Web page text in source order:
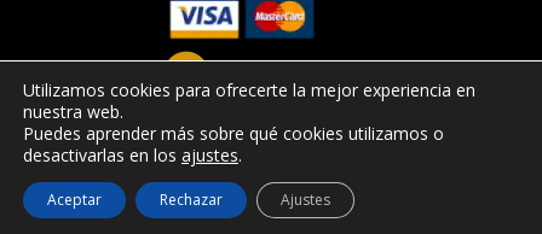
Utilizamos cookies para ofrecerte la mejor experiencia en
nuestra web.
Puedes aprender más sobre qué cookies utilizamos o
desactivarlas en los ajustes.
Aceptar Rechazar Ajustes